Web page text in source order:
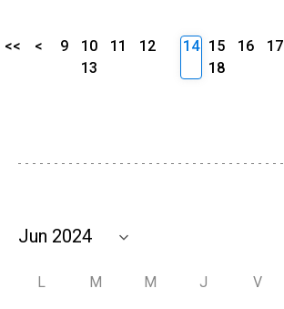
<< < 9 10 11
12
13
14 15 16
17
18
L M M J V